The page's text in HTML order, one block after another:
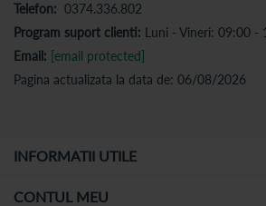
Telefon: 0374.336.802
Program suport clienti: Luni - Vineri: 09:00 -
Email: [email protected]
Pagina actualizata la data de: 06/08/2026
INFORMATII UTILE
CONTUL MEU